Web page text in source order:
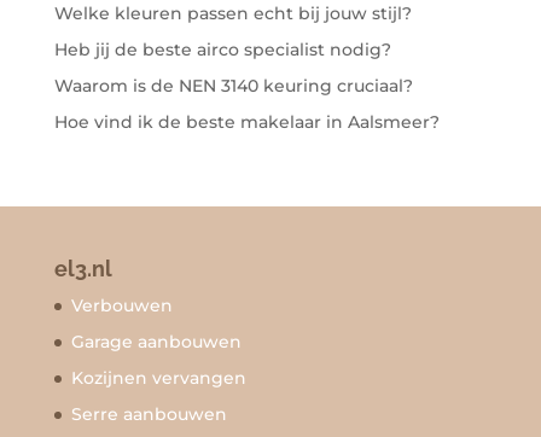
Welke kleuren passen echt bij jouw stijl?
Heb jij de beste airco specialist nodig?
Waarom is de NEN 3140 keuring cruciaal?
Hoe vind ik de beste makelaar in Aalsmeer?
el3.nl
Verbouwen
Garage aanbouwen
Kozijnen vervangen
Serre aanbouwen